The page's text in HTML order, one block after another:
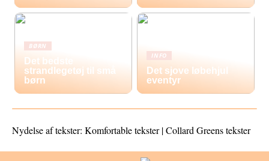
BØRN
Det bedste
strandlegetøj til små
børn
INFO
Det sjove løbehjul
eventyr
Nydelse af tekster: Komfortable tekster | Collard Greens tekster